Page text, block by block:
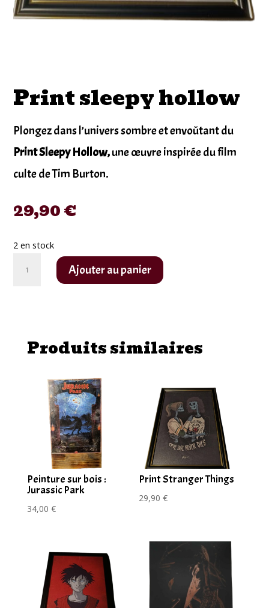
Print sleepy hollow
Plongez dans l’univers sombre et envoûtant du
Print Sleepy Hollow,une œuvre inspirée du film
culte de Tim Burton.
29,90€
2 en stock
Ajouter au panier
Produits similaires
Peinture sur bois :
Jurassic Park
34,00 €
Print Stranger Things
29,90€